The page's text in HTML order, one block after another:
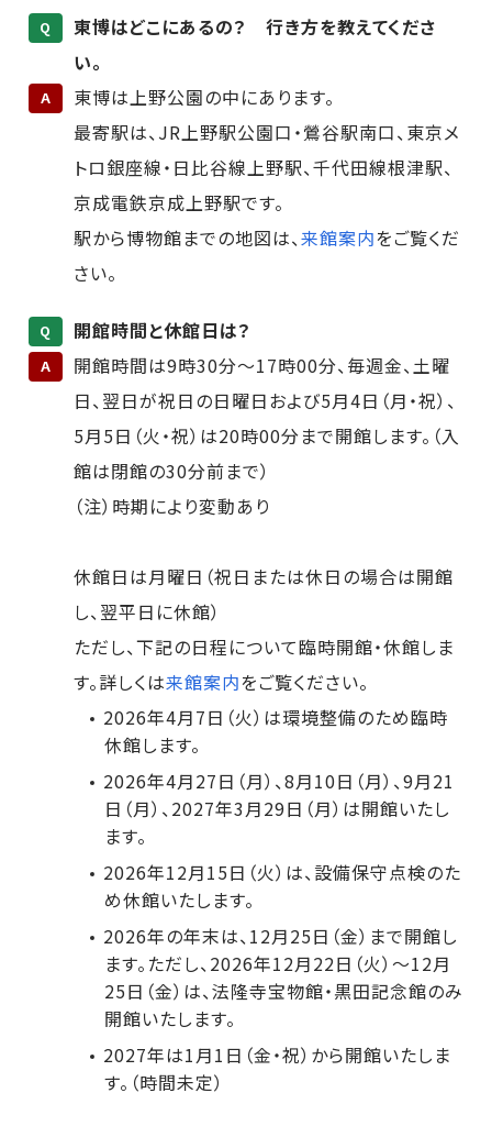
Q
東博はどこにあるの？ 行き方を教えてくださ
い。
A
東博は上野公園の中にあります。
最寄駅は、JR上野駅公園口・鶯谷駅南口、東京メ
トロ銀座線・日比谷線上野駅、千代田線根津駅、
京成電鉄京成上野駅です。
駅から博物館までの地図は、来館案内をご覧くだ
さい。
Q 開館時間と休館日は？
A
開館時間は9時30分～17時00分、毎週金、土曜
日、翌日が祝日の日曜日および5月4日（月・祝）、
5月5日（火・祝）は20時00分まで開館します。（入
館は閉館の30分前まで）
（注）時期により変動あり
休館日は月曜日（祝日または休日の場合は開館
し、翌平日に休館）
ただし、下記の日程について臨時開館・休館しま
す。詳しくは来館案内をご覧ください。
2026年4月7日（火）は環境整備のため臨時
休館します。
2026年4月27日（月）、8月10日（月）、9月21
日（月）、2027年3月29日（月）は開館いたし
ます。
2026年12月15日（火）は、設備保守点検のた
め休館いたします。
2026年の年末は、12月25日（金）まで開館し
ます。ただし、2026年12月22日（火）～12月
25日（金）は、法隆寺宝物館・黒田記念館のみ
開館いたします。
2027年は1月1日（金・祝）から開館いたしま
す。（時間未定）